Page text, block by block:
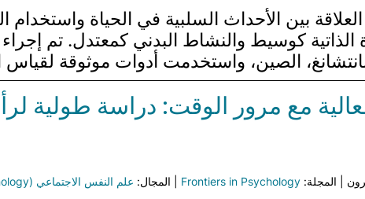
بين الأحداث السلبية في الحياة
الصين، واستخدمت أدوات موثوقة
مع مرور الوقت: دراسة طولية
Frontiers in Psychology | المجال: علم النفس الاجتماعي (Social Psychology)